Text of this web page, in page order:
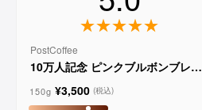
PostCoffee
10万人記念 ピンクブルボンブレン
150g ¥3,500 (税込)